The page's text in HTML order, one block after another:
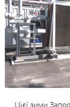
Цієї зими